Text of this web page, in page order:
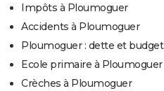
Impôts à Ploumoguer
Accidents à Ploumoguer
Ploumoguer : dette et budget
Ecole primaire à Ploumoguer
Crèches à Ploumoguer